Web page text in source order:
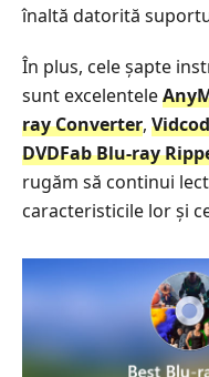
înaltă datorită
În plus, cele șapte
sunt excelentele
ray Converter,
DVDFab Blu-ray
rugăm să continui
caracteristicile lor și